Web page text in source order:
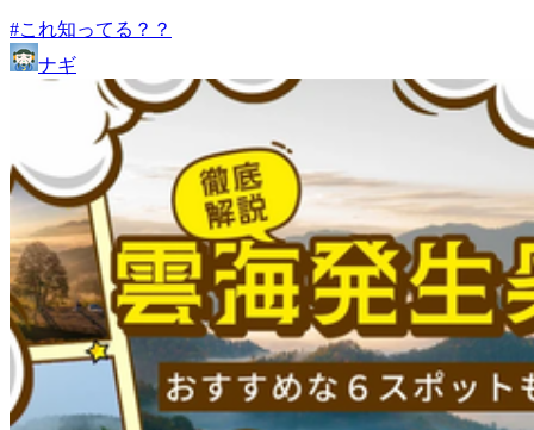
#これ知ってる？？
ナギ